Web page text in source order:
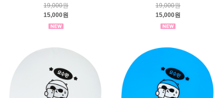
19,000원
15,000원
19,000원
15,000원